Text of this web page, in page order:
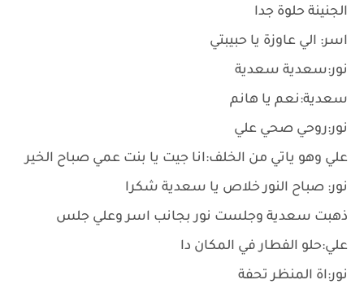
الجنينة حلوة جدا
اسر: الي عاوزة يا حبيبتي
نور:سعدية سعدية
سعدية:نعم يا هانم
نور:روحي صحي علي
علي وهو ياتي من الخلف:انا جيت يا بنت عمي صباح الخير
نور: صباح النور خلاص يا سعدية شكرا
ذهبت سعدية وجلست نور بجانب اسر وعلي جلس
علي:حلو الفطار في المكان دا
نور:اة المنظر تحفة